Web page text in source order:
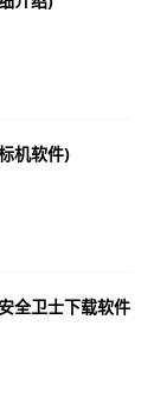
机软件)
全卫士下载软件